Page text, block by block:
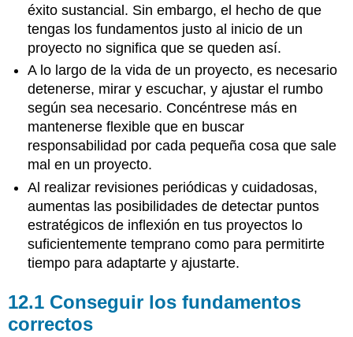
de
extracción
de
una
auditoría
Tome
el
enfoque
sensible
Características
de
un
de
Auditoría
Efectiva
persona
para
éxito sustancial. Sin embargo, el hecho de que
tengas los fundamentos justo al inicio de un
proyecto no significa que se queden así.
A lo largo de la vida de un proyecto, es necesario
detenerse, mirar y escuchar, y ajustar el rumbo
según sea necesario. Concéntrese más en
mantenerse flexible que en buscar
responsabilidad por cada pequeña cosa que sale
mal en un proyecto.
Al realizar revisiones periódicas y cuidadosas,
aumentas las posibilidades de detectar puntos
estratégicos de inflexión en tus proyectos lo
suficientemente temprano como para permitirte
tiempo para adaptarte y ajustarte.
12.1 Conseguir los fundamentos
correctos